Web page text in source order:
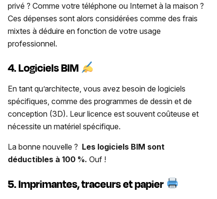
privé ? Comme votre téléphone ou Internet à la maison ?
Ces dépenses sont alors considérées comme des frais
mixtes à déduire en fonction de votre usage
professionnel.
4. Logiciels BIM
En tant qu’architecte, vous avez besoin de logiciels
spécifiques, comme des programmes de dessin et de
conception (3D). Leur licence est souvent coûteuse et
nécessite un matériel spécifique.
La bonne nouvelle ? Les logiciels BIM sont
déductibles à 100 %. Ouf !
5. Imprimantes, traceurs et papier